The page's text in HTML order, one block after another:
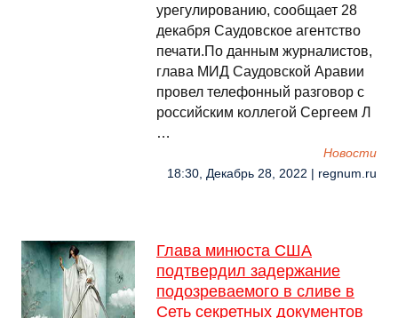
урегулированию, сообщает 28
декабря Саудовское агентство
печати.По данным журналистов,
глава МИД Саудовской Аравии
провел телефонный разговор с
российским коллегой Сергеем Л
…
Новости
18:30, Декабрь 28, 2022 | regnum.ru
Глава минюста США
подтвердил задержание
подозреваемого в сливе в
Сеть секретных документов